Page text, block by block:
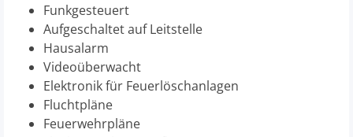
Funkgesteuert
Aufgeschaltet auf Leitstelle
Hausalarm
Videoüberwacht
Elektronik für Feuerlöschanlagen
Fluchtpläne
Feuerwehrpläne